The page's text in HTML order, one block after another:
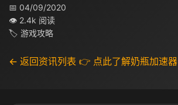
📅 04/09/2020
👁 2.4k 阅读
🏷 游戏攻略
← 返回资讯列表 👉 点此了解奶瓶加速器